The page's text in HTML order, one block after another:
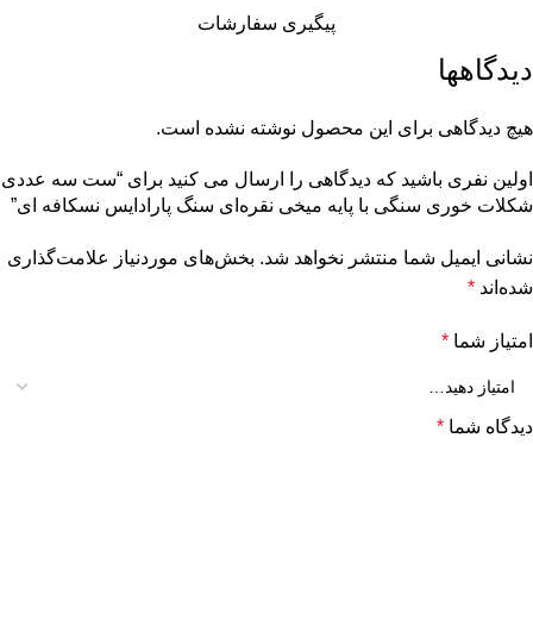
پیگیری سفارشات
دیدگاهها
هیچ دیدگاهی برای این محصول نوشته نشده است.
اولین نفری باشید که دیدگاهی را ارسال می کنید برای “ست سه عددی
شکلات خوری سنگی با پایه میخی نقره‌ای سنگ پارادایس نسکافه ای”
نشانی ایمیل شما منتشر نخواهد شد. بخش‌های موردنیاز علامت‌گذاری
شده‌اند *
امتیاز شما *
دیدگاه شما *